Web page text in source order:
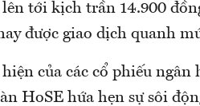
tới kịch trần 14.900
được giao dịch quanh
của các cổ phiếu
HoSE hứa hẹn sự sôi